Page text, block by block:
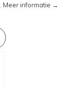
Meer informatie →